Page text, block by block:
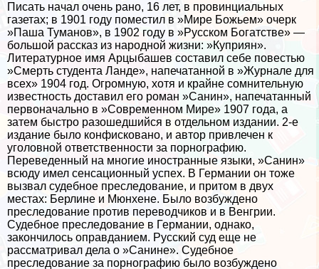
Писать начал очень рано, 16 лет, в провинциальных
газетах; в 1901 году поместил в »Мире Божьем» очерк
»Паша Туманов», в 1902 году в »Русском Богатстве» —
большой рассказ из народной жизни: »Куприян».
Литературное имя Арцыбашев составил себе повестью
»Cмepть студента Ланде», напечатанной в »Журнале для
всех» 1904 год. Огромную, хотя и крайне сомнительную
известность доставил его роман »Санин», напечатанный
первоначально в »Современном Мире» 1907 года, а
затем быстро разошедшийся в отдельном издании. 2-е
издание было конфисковано, и автор привлечен к
уголовной ответственности за пopнографию.
Переведенный на многие иностранные языки, »Санин»
всюду имел сенсационный успех. В Германии он тоже
вызвал судебное преследование, и притом в двух
местах: Берлине и Мюнхене. Было возбуждено
преследование против переводчиков и в Венгрии.
Судебное преследование в Германии, однако,
закончилось оправданием. Русский суд еще не
рассматривал дела о »Санине». Судебное
преследование за пopнографию было возбуждено